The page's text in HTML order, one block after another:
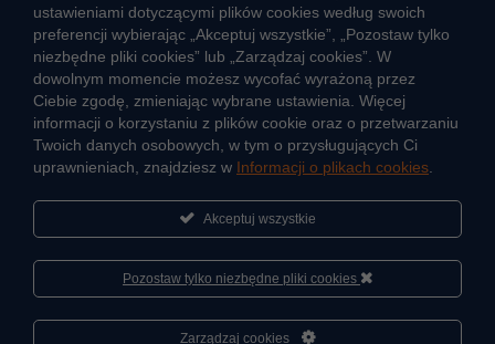
Usługi okołociepłownicze
Informacje ciepła systemowego
JAK POWSTAJE CIEPŁO
ŹRÓDŁA CIEPŁA
Mapa sieci ciepłowniczej
KIERUNKI ROZWOJU SIECI CIEPŁOWNICZEJ
CO TO JEST KOGENERACJA
ustawieniami dotyczącymi plików cookies według swoich
preferencji wybierając „Akceptuj wszystkie”, „Pozostaw tylko
niezbędne pliki cookies” lub „Zarządzaj cookies”. W
dowolnym momencie możesz wycofać wyrażoną przez
Ciebie zgodę, zmieniając wybrane ustawienia. Więcej
informacji o korzystaniu z plików cookie oraz o przetwarzaniu
Twoich danych osobowych, w tym o przysługujących Ci
uprawnieniach, znajdziesz w Informacji o plikach cookies
Akceptuj wszystkie
Pozostaw tylko niezbędne pliki cookies
Zarządzaj cookiesCześć, porozmawiaj ze mną